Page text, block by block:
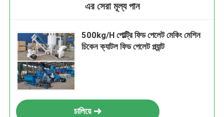
এর সেরা মূল্য পান
500kg/H পোল্ট্রি ফিড পেলেট মেকিং মেশিন
চিকেন ক্যাটল ফিড পেলেট প্ল্যান্ট
চালিয়ে